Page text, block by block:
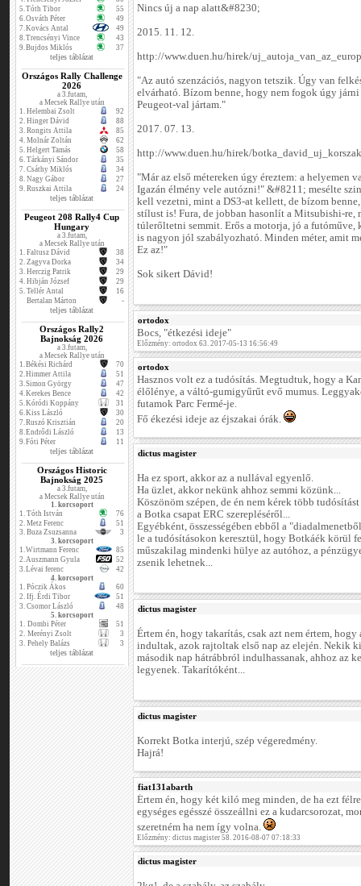
5.Tóth Tibor
55
6.Osváth Péter
49
7.Kovács Antal
49
8.Trencsényi Vince
43
9.Bujdos Miklós 37
teljes táblázat
Országos Rally Challenge
2026
a 3.futam,
a Mecsek Rallye után
1. Helembai Zsolt
92
2. Hinger Dávid
88
3. Rongits Attila
85
4. Molnár Zoltán
62
5. Helgert Tamás
58
6. Tárkányi Sándor
35
7. Csáthy Miklós
34
8. Nagy Gábor
27
9. Ruszkai Attila 24
teljes táblázat
Peugeot 208 Rally4 Cup
Hungary
a 3.futam,
a Mecsek Rallye után
1. Faltusz Dávid
38
2. Zagyva Dorka
34
3. Herczig Patrik
29
4. Hibján József
29
5. Tellér Antal
16
Bertalan Márton
-
teljes táblázat
Országos Rally2
Bajnokság 2026
a 3.futam,
a Mecsek Rallye után
1.Békési Richárd
70
2.Himmer Attila
51
3.Simon György
47
4.Kerekes Bence
42
5.Kóródi Koppány
31
6.Kiss László
30
7.Ruszó Krisztián
20
8.Endrődi László
13
9.Fóti Péter 11
teljes táblázat
Országos Historic
Bajnokság 2025
a 3.futam,
a Mecsek Rallye után
1. korcsoport
1. Tóth István
76
2. Metz Ferenc
51
3. Buza Zsuzsanna
3
3. korcsoport
1.Wirtmann Ferenc
85
2.Auszmann Gyula
52
3.Lévai ferenc
42
4. korcsoport
1. Póczik Ákos
60
2. Ifj. Érdi Tibor
51
3. Csomor László
48
5. korcsoport
1. Dombi Péter
51
2. Merényi Zsolt
3
3. Pehely Balázs 3
teljes táblázat
Nincs új a nap alatt&#8230;
2015. 11. 12.
http://www.duen.hu/hirek/
"Az autó szenzációs, nagyon tetszik. Úgy van
elvárható. Bízom benne, hogy nem fogok úgy
Peugeot-val jártam."
2017. 07. 13.
http://www.duen.hu/hirek/
"Már az első métereken úgy éreztem: a helyemen
Igazán élmény vele autózni!" &#8211; mesélte
kell vezetni, mint a DS3-at kellett, de bízom
stílust is! Fura, de jobban hasonlít a Mitsubishi-re,
túlerőltetni semmit. Erős a motorja, jó a futóműve,
is nagyon jól szabályozható. Minden méter, amit
Ez az!"
Sok sikert Dávid!
ortodox
Bocs, "étkezési ideje"
Előzmény: ortodox 63. 2017-05-13 16:56:49
ortodox
Hasznos volt ez a tudósítás. Megtudtuk, hogy a
élőlénye, a váltó-gumigyűrűt evő mumus.
futamok Parc Fermé-je.
Fő ékezési ideje az éjszakai órák.
dictus magister
Ha ez sport, akkor az a nullával egyenlő.
Ha üzlet, akkor nekünk ahhoz semmi közünk...
Köszönöm szépen, de én nem kérek több tudósítást
a Botka csapat ERC szerepléséről...
Egyébként, összességében ebből a
le a tudósításokon keresztül, hogy Botkáék körül
műszakilag mindenki hülye az autóhoz, a
zsenik lehetnek...
dictus magister
Értem én, hogy takarítás, csak azt nem értem,
indultak, azok rajtoltak első nap az elején. Nekik
második nap hátrábbról indulhassanak, ahhoz az
legyenek. Takarítóként...
dictus magister
Korrekt Botka interjú, szép végeredmény.
Hajrá!
fiat131abarth
Értem én, hogy két kiló meg minden, de ha ezt
egységes egésszé összeállni ez a kudarcsorozat,
szeretném ha nem így volna.
Előzmény: dictus magister 58. 2016-08-07 07:18:33
dictus magister